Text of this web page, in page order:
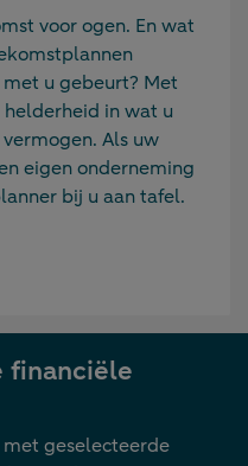
voor ogen. En wat
u gebeurt? Met
in wat u
Als uw
eigen onderneming
bij u aan tafel.
financiële
geselecteerde